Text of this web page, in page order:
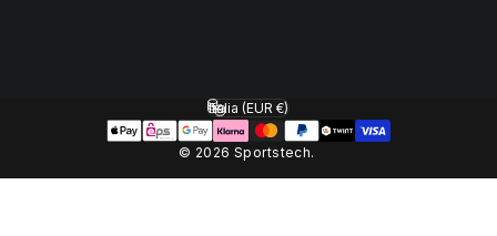
© 2026 Sportstech.
Paese/Area geografica
Italia (EUR €)